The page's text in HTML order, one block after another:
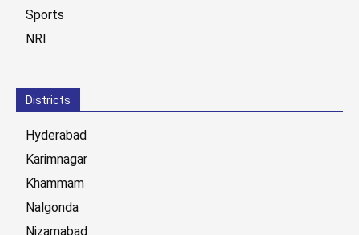
Sports
NRI
Districts
Hyderabad
Karimnagar
Khammam
Nalgonda
Nizamabad